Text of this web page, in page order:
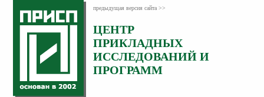
предыдущая версия сайта >>
ЦЕНТР
ПРИКЛАДНЫХ
ИССЛЕДОВАНИЙ И
ПРОГРАММ
Категория:
Комментарии